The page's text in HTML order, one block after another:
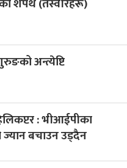
शपथ (तस्वीरहरू)
अन्त्येष्टि
: भीआईपीका
बचाउन उड्दैन